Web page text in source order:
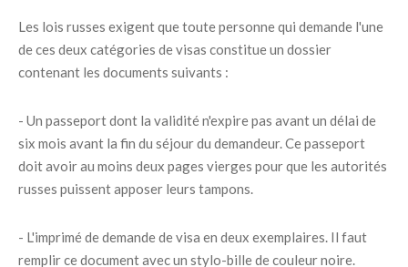
Les lois russes exigent que toute personne qui demande l'une
de ces deux catégories de visas constitue un dossier
contenant les documents suivants :
- Un passeport dont la validité n'expire pas avant un délai de
six mois avant la fin du séjour du demandeur. Ce passeport
doit avoir au moins deux pages vierges pour que les autorités
russes puissent apposer leurs tampons.
- L'imprimé de demande de visa en deux exemplaires. Il faut
remplir ce document avec un stylo-bille de couleur noire.